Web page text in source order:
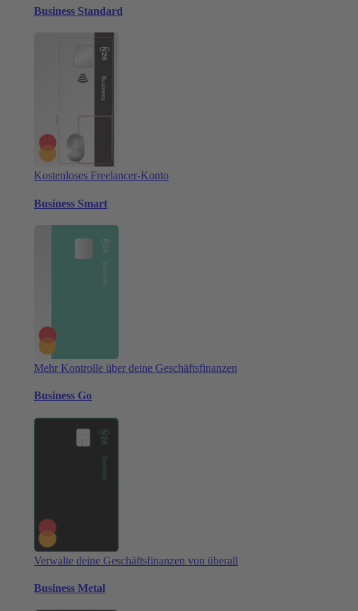
Business Standard
Kostenloses Freelancer-Konto
Business Smart
Mehr Kontrolle über deine Geschäftsfinanzen
Business Go
Verwalte deine Geschäftsfinanzen von überall
Business Metal